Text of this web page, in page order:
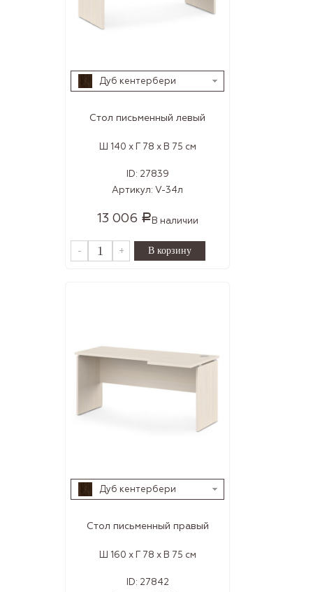
Дуб кентербери
Стол письменный левый
Ш 140 x Г 78 x В 75 см
ID: 27839
Артикул: V-34л
13 006 Р В наличии
- +
Дуб кентербери
Стол письменный правый
Ш 160 x Г 78 x В 75 см
ID: 27842